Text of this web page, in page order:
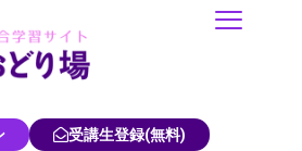
受講生登録(無料)